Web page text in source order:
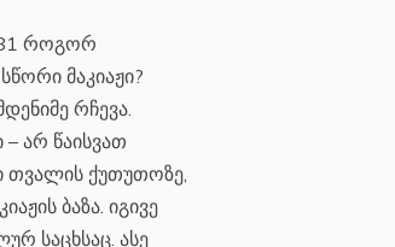
როგორ
მაკიაჟი?
რჩევა.
არ წაისვათ
ქუთუთოზე,
ბაზა. იგივე
საცხსაც. ასე